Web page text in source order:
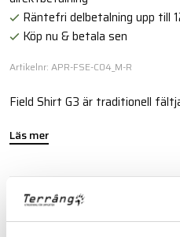
Räntefri delbetalning upp till
Köp nu & betala sen
Artikelnr: APR-FSE-C04_M-R
Field Shirt G3 är traditionell
Läs mer
BESKRIVNING